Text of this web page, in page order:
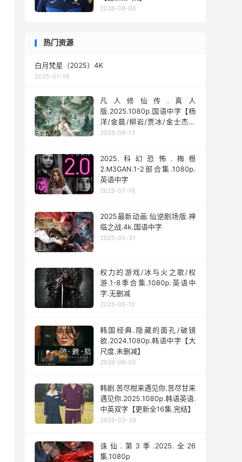
2026-08-06
热门资源
白月梵星（2025）4K
2025-01-19
凡人修仙传.真人
版.2025.1080p.国语中字【杨
洋/金晨/柳岩/贾冰/金士杰】
【全30集】
2025-08-13
2025.科幻恐怖.梅根
2.M3GAN.1-2部合集.1080p.
英语中字
2025-07-16
2025最新动画.仙逆剧场版.神
临之战.4k.国语中字
2025-05-31
权力的游戏/冰与火之歌/权
游.1-8季合集.1080p.英语中
字.无删减
2025-05-12
韩国经典.隐藏的面孔/破镜
欲.2024.1080p.韩语中字【大
尺度.未删减】
2026-06-05
韩剧.苦尽柑来遇见你.苦尽甘来
遇见你.2025.1080p.韩语英语.
中英双字【更新全16集.完结】
2025-03-29
诛仙.第3季.2025.全26
集.1080p